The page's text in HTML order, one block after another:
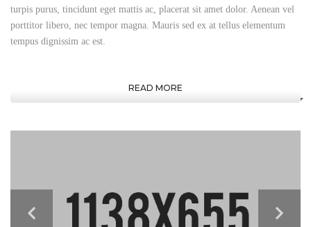
turpis purus, tincidunt eget mattis ac, placerat sit amet dolor. Aenean vel
porttitor libero, nec tempor magna. Mauris sed ex at tellus elementum
tempus dignissim ac est.
READ MORE